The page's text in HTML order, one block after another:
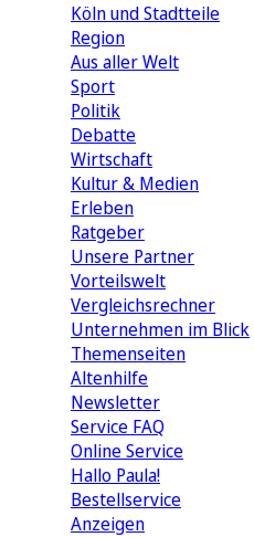
Köln und Stadtteile
Region
Aus aller Welt
Sport
Politik
Debatte
Wirtschaft
Kultur & Medien
Erleben
Ratgeber
Unsere Partner
Vorteilswelt
Vergleichsrechner
Unternehmen im Blick
Themenseiten
Altenhilfe
Newsletter
Service FAQ
Online Service
Hallo Paula!
Bestellservice
Anzeigen